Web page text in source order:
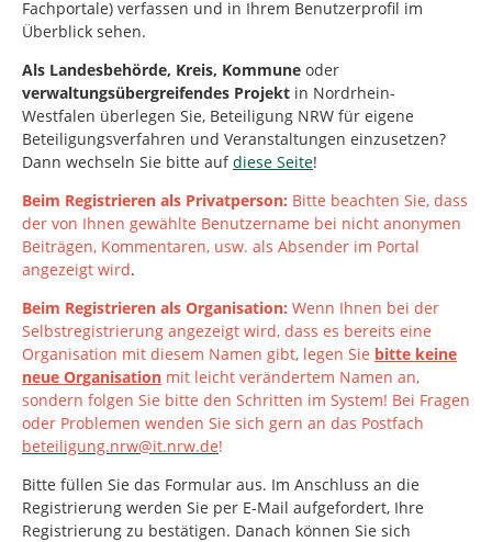
Fachportale) verfassen und in Ihrem Benutzerprofil im
Überblick sehen.
Als Landesbehörde, Kreis, Kommune oder
verwaltungsübergreifendes Projekt in Nordrhein-
Westfalen überlegen Sie, Beteiligung NRW für eigene
Beteiligungsverfahren und Veranstaltungen einzusetzen?
Dann wechseln Sie bitte aufdiese Seite!
Beim Registrieren als Privatperson: Bitte beachten Sie, dass
der von Ihnen gewählte Benutzername bei nicht anonymen
Beiträgen, Kommentaren, usw. als Absender im Portal
angezeigt wird.
Beim Registrieren als Organisation: Wenn Ihnen bei der
Selbstregistrierung angezeigt wird, dass es bereits eine
Organisation mit diesem Namen gibt, legen Sie bitte keine
neue Organisation mit leicht verändertem Namen an,
sondern folgen Sie bitte den Schritten im System! Bei Fragen
oder Problemen wenden Sie sich gern an das Postfach
beteiligung.nrw@it.nrw.de!
Bitte füllen Sie das Formular aus. Im Anschluss an die
Registrierung werden Sie per E-Mail aufgefordert, Ihre
Registrierung zu bestätigen. Danach können Sie sich